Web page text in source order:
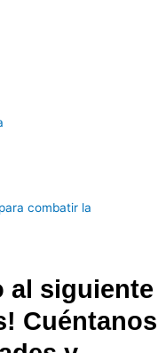
combatir la
al siguiente
Cuéntanos